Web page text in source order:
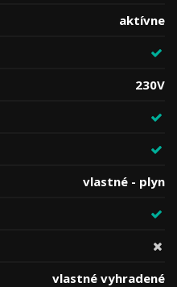
aktívne
230V
vlastné - plyn
vlastné vyhradené